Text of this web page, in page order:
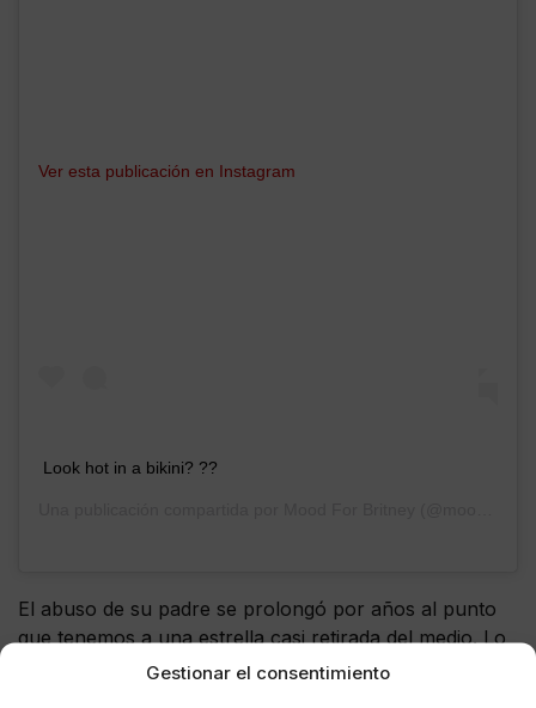
Gestionar el consentimiento
Ver esta publicación en Instagram
Look hot in a bikini? ??
El abuso de su padre se prolongó por años al punto
que tenemos a una estrella casi retirada del medio. Lo
peor es que se normalizó y solo sus verdaderos